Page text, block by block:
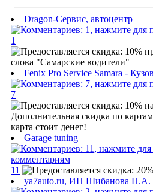
Dragon-Сервис, автоцентр
1
Fenix Pro Service Samara -
7
Garage tuning
11
ya7auto.ru, ИП Шибанова Н.А.